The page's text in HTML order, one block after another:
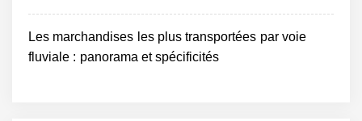
Les marchandises les plus transportées par voie
fluviale : panorama et spécificités